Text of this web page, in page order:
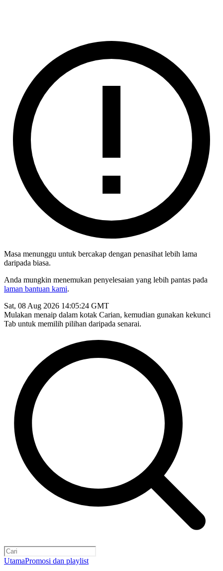
Masa menunggu untuk bercakap dengan penasihat lebih lama
daripada biasa.
Anda mungkin menemukan penyelesaian yang lebih pantas pada
laman bantuan kami.
Sat, 08 Aug 2026 14:05:24 GMT
Mulakan menaip dalam kotak Carian, kemudian gunakan kekunci
Tab untuk memilih pilihan daripada senarai.
UtamaPromosi dan playlist